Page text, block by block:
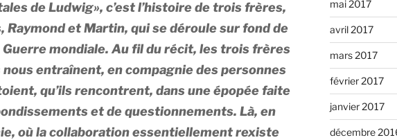
de Ludwig», c’est l’histoire de trois frères,
Raymond et Martin, qui se déroule sur fond de
Guerre mondiale. Au fil du récit, les trois frères
nous entraînent, en compagnie des personnes
qu’ils rencontrent, dans une épopée faite
et de questionnements. Là, en
où la collaboration essentiellement rexiste
mai 2017
avril 2017
mars 2017
février 2017
janvier 2017
décembre